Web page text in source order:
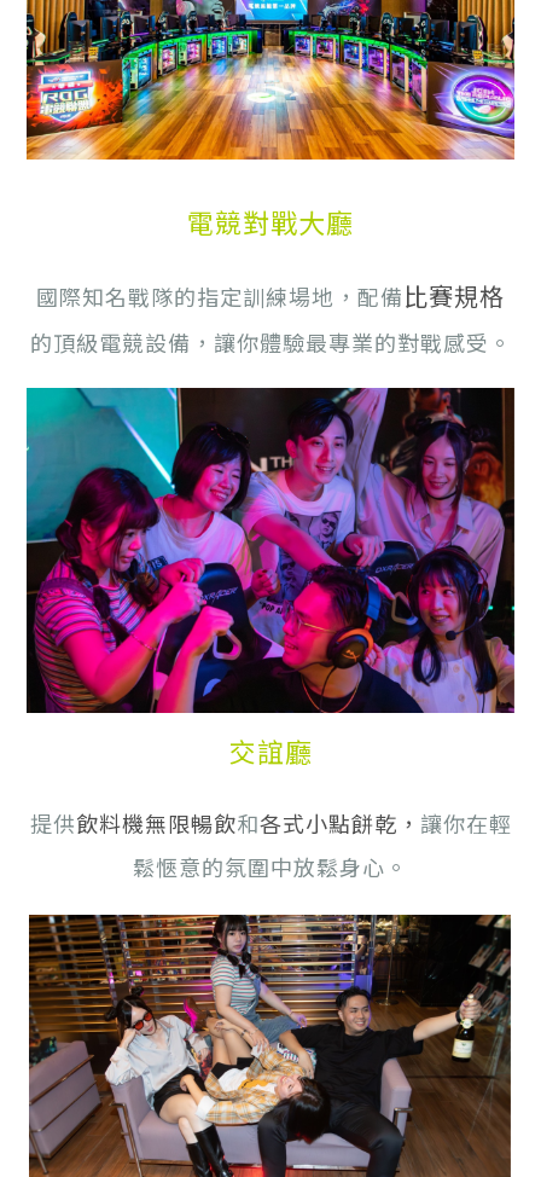
電競對戰大廳
國際知名戰隊的指定訓練場地，配備比賽規格
的頂級電競設備，讓你體驗最專業的對戰感受。
交誼廳
提供飲料機無限暢飲和各式小點餅乾 ， 讓你在輕
鬆愜意的氛圍中放鬆身心。